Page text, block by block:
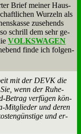
Brief mei­ner Haus­
Wur­zeln als
zu­se­hends
schrill dem sehr ge­
VOLKSWAGEN
fin­de ich fol­gen­
mit der DEVK die
wenn der Ru­he­
Be­trag ver­fü­gen kön­
Mit­glie­der und de­ren
und er­